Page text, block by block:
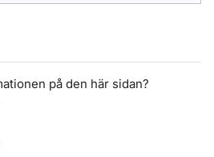
på den här sidan?